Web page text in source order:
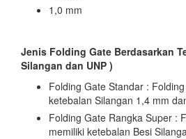
1,0 mm
Jenis Folding Gate Berdasarkan
Silangan dan UNP )
Folding Gate Standar :
ketebalan Silangan 1,4 mm
Folding Gate Rangka Super :
memiliki ketebalan Besi